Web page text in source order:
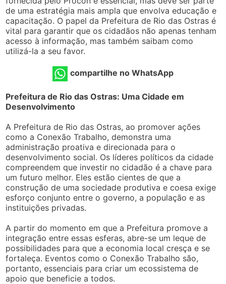
de uma estratégia mais ampla que envolva educação e
capacitação. O papel da Prefeitura de Rio das Ostras é
vital para garantir que os cidadãos não apenas tenham
acesso à informação, mas também saibam como
utilizá-la a seu favor.
compartilhe no WhatsApp
Prefeitura de Rio das Ostras: Uma Cidade em
Desenvolvimento
A Prefeitura de Rio das Ostras, ao promover ações
como a Conexão Trabalho, demonstra uma
administração proativa e direcionada para o
desenvolvimento social. Os líderes políticos da cidade
compreendem que investir no cidadão é a chave para
um futuro melhor. Eles estão cientes de que a
construção de uma sociedade produtiva e coesa exige
esforço conjunto entre o governo, a população e as
instituições privadas.
A partir do momento em que a Prefeitura promove a
integração entre essas esferas, abre-se um leque de
possibilidades para que a economia local cresça e se
fortaleça. Eventos como o Conexão Trabalho são,
portanto, essenciais para criar um ecossistema de
apoio que beneficie a todos.